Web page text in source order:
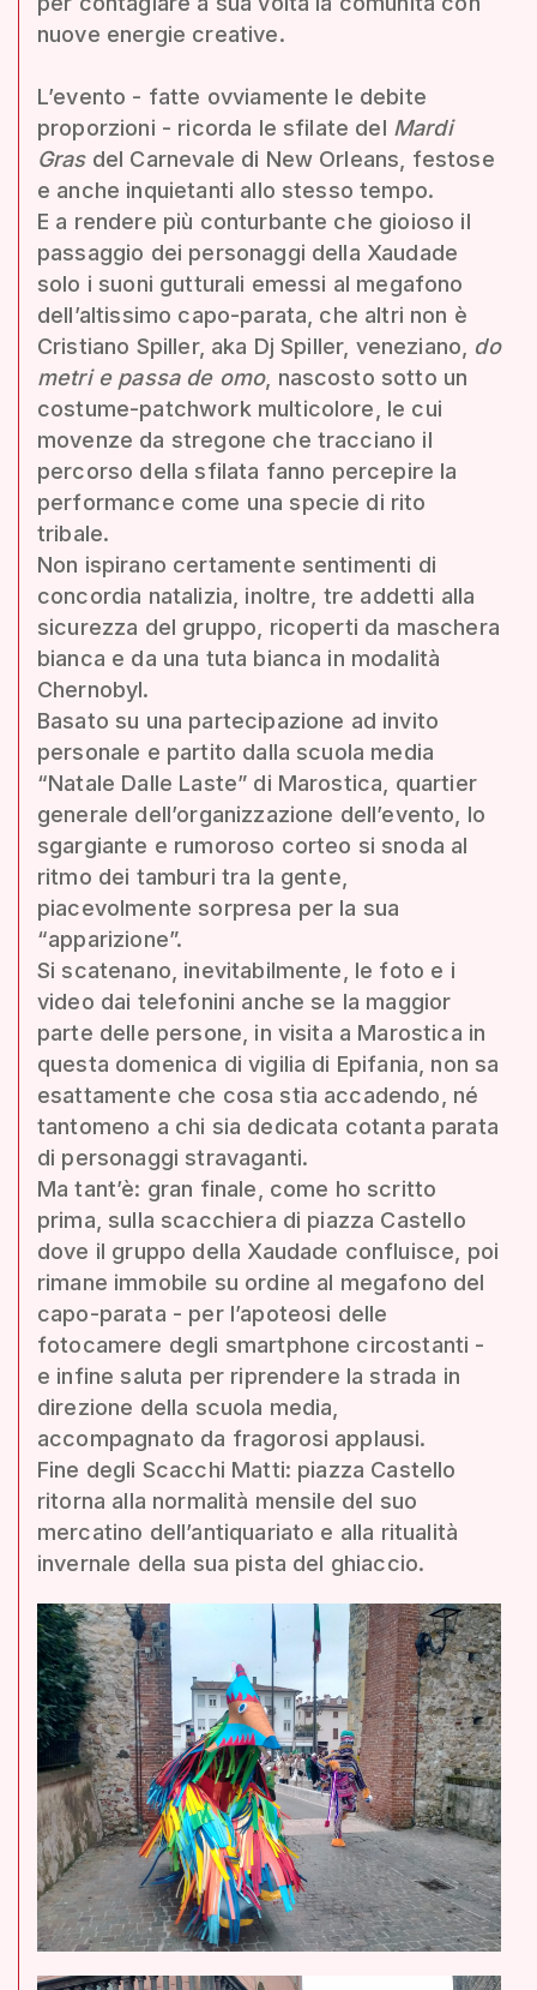
nuove energie creative.
L’evento - fatte ovviamente le debite
proporzioni - ricorda le sfilate del Mardi
Grasdel Carnevale di New Orleans, festose
e anche inquietanti allo stesso tempo.
E a rendere più conturbante che gioioso il
passaggio dei personaggi della Xaudade
solo i suoni gutturali emessi al megafono
dell’altissimo capo-parata, che altri non è
Cristiano Spiller, aka Dj Spiller, veneziano, do
metri e passa de omo, nascosto sotto un
costume-patchwork multicolore, le cui
movenze da stregone che tracciano il
percorso della sfilata fanno percepire la
performance come una specie di rito
tribale.
Non ispirano certamente sentimenti di
concordia natalizia, inoltre, tre addetti alla
sicurezza del gruppo, ricoperti da maschera
bianca e da una tuta bianca in modalità
Chernobyl.
Basato su una partecipazione ad invito
personale e partito dalla scuola media
“Natale Dalle Laste” di Marostica, quartier
generale dell’organizzazione dell’evento, lo
sgargiante e rumoroso corteo si snoda al
ritmo dei tamburi tra la gente,
piacevolmente sorpresa per la sua
“apparizione”.
Si scatenano, inevitabilmente, le foto e i
video dai telefonini anche se la maggior
parte delle persone, in visita a Marostica in
questa domenica di vigilia di Epifania, non sa
esattamente che cosa stia accadendo, né
tantomeno a chi sia dedicata cotanta parata
di personaggi stravaganti.
Ma tant’è: gran finale, come ho scritto
prima, sulla scacchiera di piazza Castello
dove il gruppo della Xaudade confluisce, poi
rimane immobile su ordine al megafono del
capo-parata - per l’apoteosi delle
fotocamere degli smartphone circostanti -
e infine saluta per riprendere la strada in
direzione della scuola media,
accompagnato da fragorosi applausi.
Fine degli Scacchi Matti: piazza Castello
ritorna alla normalità mensile del suo
mercatino dell’antiquariato e alla ritualità
invernale della sua pista del ghiaccio.